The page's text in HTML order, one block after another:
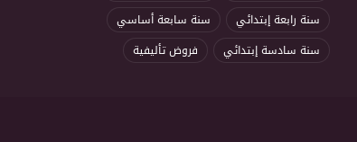
سنة رابعة إبتدائي
سنة سابعة أساسي
سنة سادسة إبتدائي
فروض تأليفية